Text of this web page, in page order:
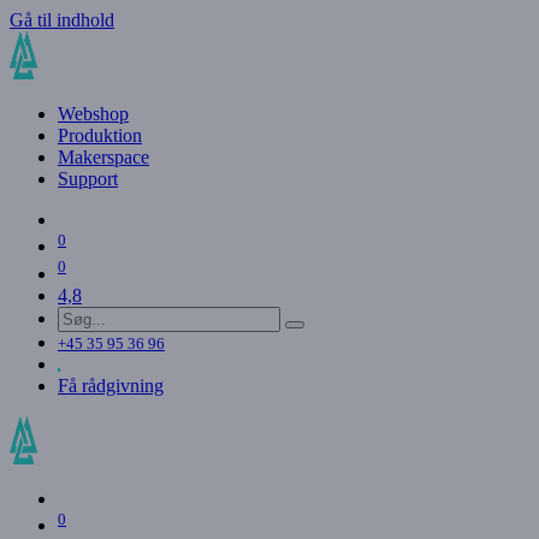
Gå til indhold
Webshop
Produktion
Makerspace
Support
0
0
4,8
+45 35 95 36 96
Få rådgivning
0